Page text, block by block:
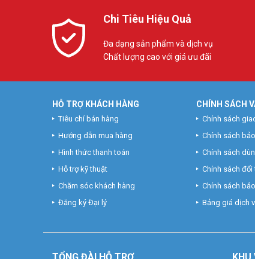
Chi Tiêu Hiệu Quả
Đa dạng sản phẩm và dịch vụ
Chất lượng cao với giá ưu đãi
HỖ TRỢ KHÁCH HÀNG
Tiêu chí bán hàng
Hướng dẫn mua hàng
Hình thức thanh toán
Hỗ trợ kỹ thuật
Chăm sóc khách hàng
Đăng ký Đại lý
CHÍNH SÁCH
Chính sách
Chính sách
Chính sách
Chính sách đổi
Chính sách
Bảng giá dịch
TỔNG ĐÀI HỖ TRỢ KHU